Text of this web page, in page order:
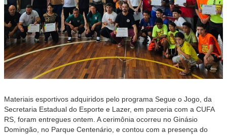
Materiais esportivos adquiridos pelo programa Segue o Jogo, da
Secretaria Estadual do Esporte e Lazer, em parceria com a CUFA
RS, foram entregues ontem. A cerimônia ocorreu no Ginásio
Domingão, no Parque Centenário, e contou com a presença do